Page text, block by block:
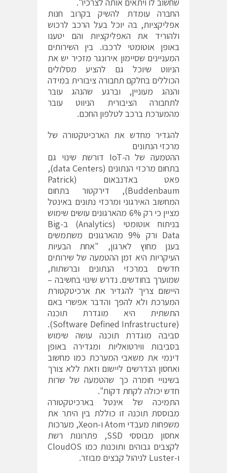
החברה עומדת להשיק בקרוב חנות
אפליקציות, בה יוכל בעל הרכב לרכוש
ולהוריד את האפליקציות והם יטענו
באופן אוטומטי לרכבו. בין השירותים
המעניינים שסיימון אירונגר מזכיר יש את
הניווט שיוכל גם להציע מסלולים
הכוללים בחלקם תחבורה ציבורית במידה
והנהג מעוניין, וברגע שהנהג עובר
לתחבורה הציבורית הניווט עובר
מהמערכת ברכב לטלפון החכם.
להגדיר מחדש את הארכיטקטורה של
מרכזי הנתונים
ההטמעה של ה-IoT דורשת שינוי גם
בתחום מרכזי הנתונים (data Centers),
פאט באדנבאום (Patrick
Buddenbaum), דירקטור בתחום
המחשוב האירגוני ומרכזי נתונים באינטל
מציין כי רק 6% מהארגונים עושים שימוש
בניתוח אוטומטי (Analytics) ב-Big
Data ורק 9% מהארגונים משתמשים
בענן מחוץ לארגון, "אחת הבעיות
העיקריות היא זמן ההטמעה של שירותים
חדשים במרכזי הנתונים וברשתות,
שמוערך בחודשים. נדרש שינוי בחשיבה –
היישום צריך להגדיר את ארכיטקטורת
המערכת ולא להפך והדבר אפשרי באם
התשתית היא מוגדרת תוכנה
(Software Defined Infrastructure).
סביבה מוגדרת תוכנה עושה שימוש
בסביבות ווירטואליות ומגדירה באופן
דינמי את משאבי המערכת כמו מחשוב
ואחסון הנדרשים ליישום וזאת ללא צורך
בשינויי חומרה כך שהטמעה של שרות
חדש יכולה לקחת דקות".
התמיכה של אינטל בארכיטקטורה
מבוססת תוכנה זו כוללת בין היתר את
משפחות מעבדי Atom ו-Xeon, מערכות
אחסון מבוססי SSD, פתרונות רשת
לקצבים גבוהים ותוכנות כמו CloudOS
ו-Luster לניהול קבצים מבוזר.